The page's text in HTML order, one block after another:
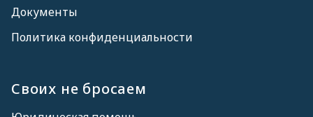
Документы
Политика конфиденциальности
Своих не бросаем